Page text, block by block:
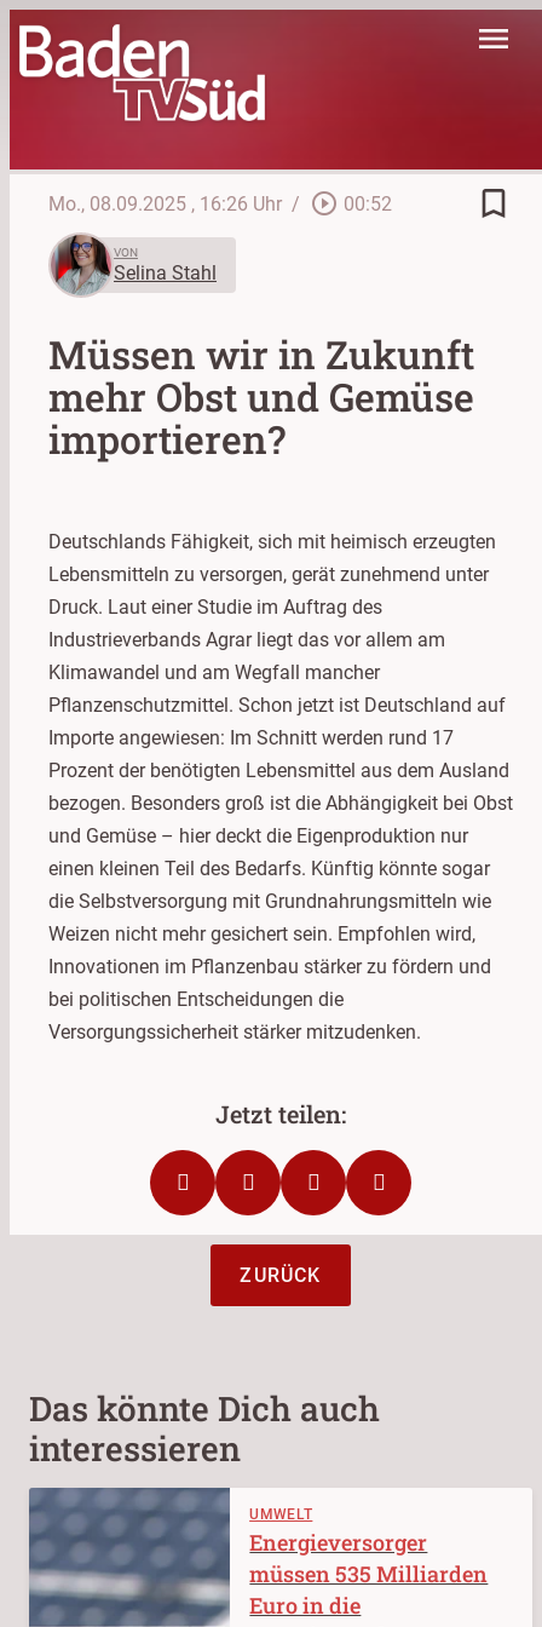
menu
Mo., 08.09.2025 , 16:26 Uhr / play_circle_outline 00:52 bookmark_border
VON
Selina Stahl
Müssen wir in Zukunft
mehr Obst und Gemüse
importieren?
Deutschlands Fähigkeit, sich mit heimisch erzeugten
Lebensmitteln zu versorgen, gerät zunehmend unter
Druck. Laut einer Studie im Auftrag des
Industrieverbands Agrar liegt das vor allem am
Klimawandel und am Wegfall mancher
Pflanzenschutzmittel. Schon jetzt ist Deutschland auf
Importe angewiesen: Im Schnitt werden rund 17
Prozent der benötigten Lebensmittel aus dem Ausland
bezogen. Besonders groß ist die Abhängigkeit bei Obst
und Gemüse – hier deckt die Eigenproduktion nur
einen kleinen Teil des Bedarfs. Künftig könnte sogar
die Selbstversorgung mit Grundnahrungsmitteln wie
Weizen nicht mehr gesichert sein. Empfohlen wird,
Innovationen im Pflanzenbau stärker zu fördern und
bei politischen Entscheidungen die
Versorgungssicherheit stärker mitzudenken.
ZURÜCK
Das könnte Dich auch
interessieren
UMWELT
Energieversorger
müssen 535 Milliarden
Euro in die